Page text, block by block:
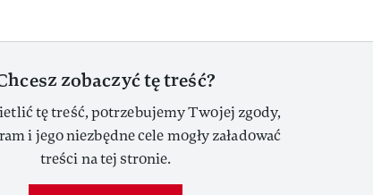
zobaczyć tę treść?
tę treść, potrzebujemy Twojej zgody,
i jego niezbędne cele mogły załadować
treści na tej stronie.